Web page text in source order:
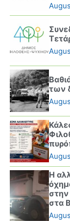
των
Η
στα